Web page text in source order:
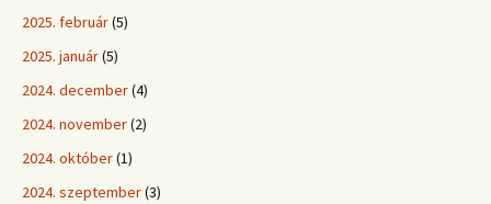
2025. február(5)
2025. január(5)
2024. december(4)
2024. november(2)
2024. október(1)
2024. szeptember(3)